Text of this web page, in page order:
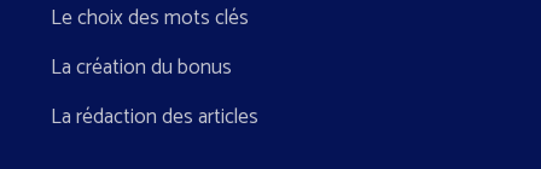
Le choix des mots clés
La création du bonus
La rédaction des articles